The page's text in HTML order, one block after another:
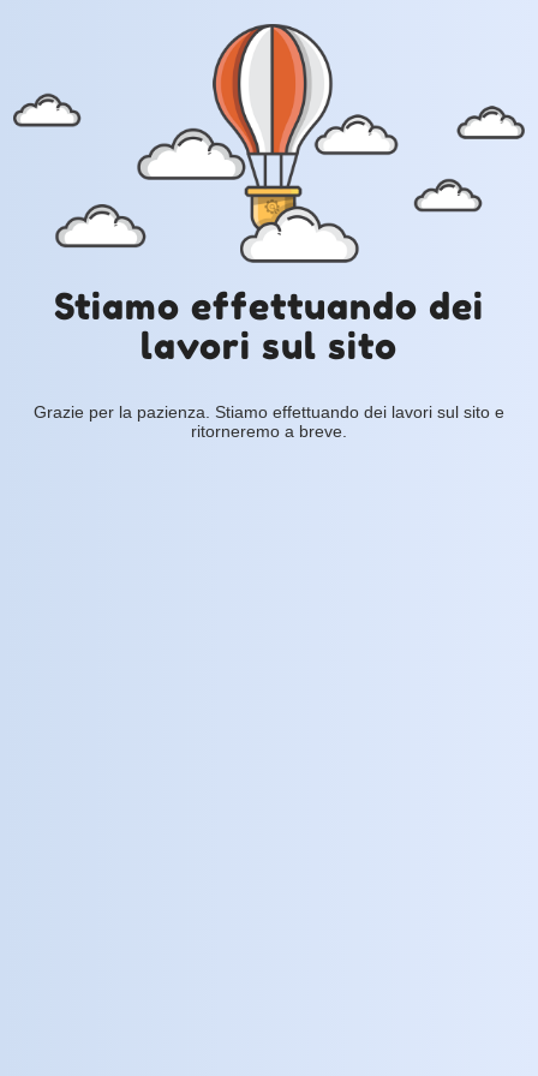
Stiamo effettuando dei
lavori sul sito
Grazie per la pazienza. Stiamo effettuando dei lavori sul sito e
ritorneremo a breve.